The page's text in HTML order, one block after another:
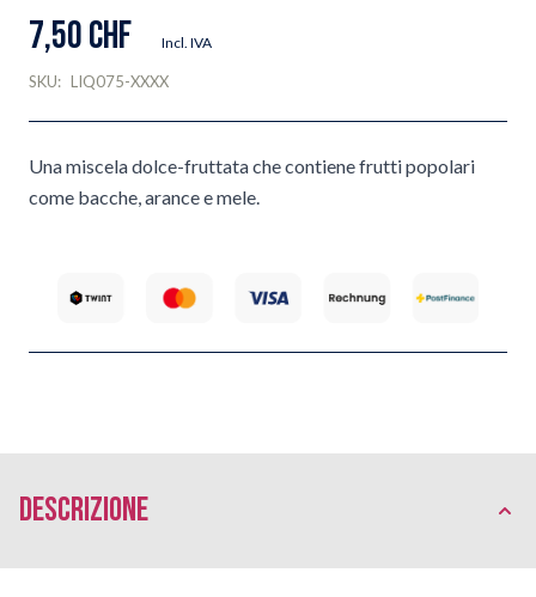
7,50 CHF Incl. IVA
SKU: LIQ075-XXXX
Una miscela dolce-fruttata che contiene frutti popolari
come bacche, arance e mele.
Descrizione